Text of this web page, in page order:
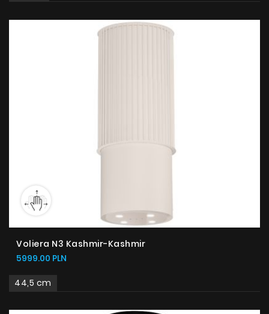
Voliera N3 Kashmir-Kashmir
5999.00 PLN
44,5 cm